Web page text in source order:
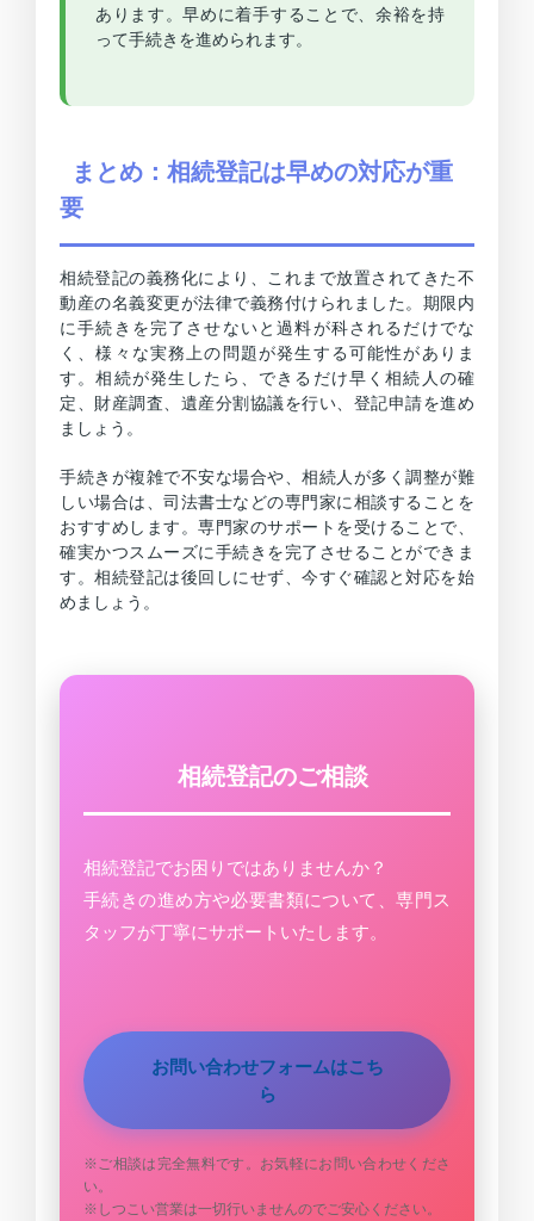
あります。早めに着手することで、余裕を持
って手続きを進められます。
まとめ：相続登記は早めの対応が重
要
相続登記の義務化により、これまで放置されてきた不
動産の名義変更が法律で義務付けられました。期限内
に手続きを完了させないと過料が科されるだけでな
く、様々な実務上の問題が発生する可能性がありま
す。相続が発生したら、できるだけ早く相続人の確
定、財産調査、遺産分割協議を行い、登記申請を進め
ましょう。
手続きが複雑で不安な場合や、相続人が多く調整が難
しい場合は、司法書士などの専門家に相談することを
おすすめします。専門家のサポートを受けることで、
確実かつスムーズに手続きを完了させることができま
す。相続登記は後回しにせず、今すぐ確認と対応を始
めましょう。
相続登記のご相談
相続登記でお困りではありませんか？
手続きの進め方や必要書類について、専門ス
タッフが丁寧にサポートいたします。
お問い合わせフォームはこち
ら
※ご相談は完全無料です。お気軽にお問い合わせくださ
い。
※しつこい営業は一切行いませんのでご安心ください。